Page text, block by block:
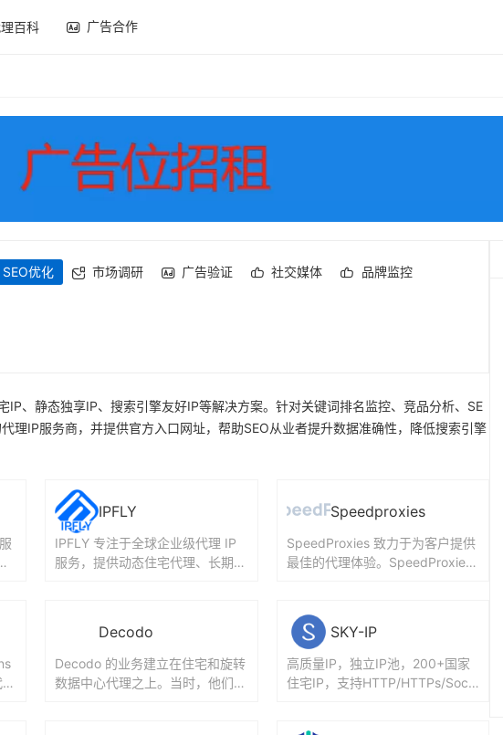
百科 广告合作
SEO优化 市场调研 广告验证 社交媒体
品牌监控
、静态独享IP、搜索引擎友好IP等解决方案。针对关键词排名监控、竞品分析、SE
理IP服务商，并提供官方入口网址，帮助SEO从业者提升数据准确性，降低搜索引擎
IPFLY
IPFLY 专注于全球企业级代理 IP
服务，提供动态住宅代理、长期静
Speedproxies
SpeedProxies 致力于为客户提供
最佳的代理体验。SpeedProxies
Decodo
Decodo 的业务建立在住宅和旋转
数据中心代理之上。当时，他们设
SKY-IP
高质量IP，独立IP池，200+国家
住宅IP，支持HTTP/HTTPs/Sock